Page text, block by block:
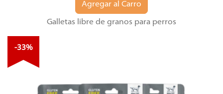
Agregar al Carro
Galletas libre de granos para perros
-33%